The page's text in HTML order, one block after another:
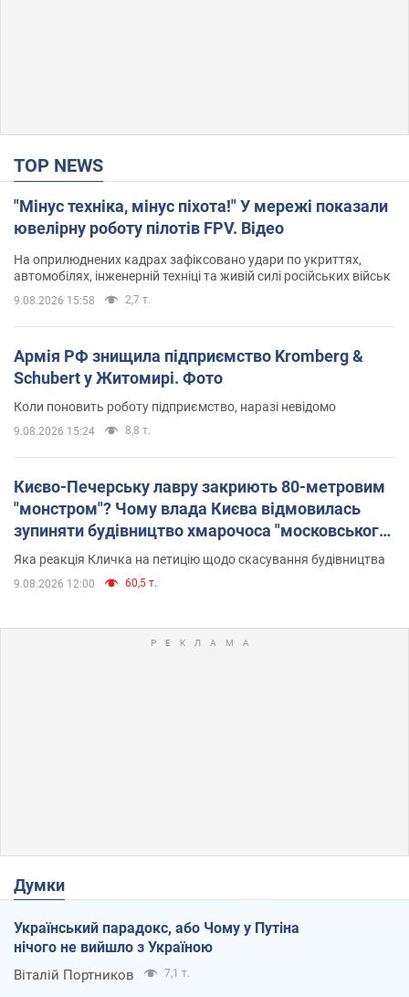
TOP NEWS
"Мінус техніка, мінус піхота!" У мережі показали
ювелірну роботу пілотів FPV. Відео
На оприлюднених кадрах зафіксовано удари по укриттях,
автомобілях, інженерній техніці та живій силі російських військ
9.08.2026 15:58 2,7 т.
Армія РФ знищила підприємство Kromberg &
Schubert у Житомирі. Фото
Коли поновить роботу підприємство, наразі невідомо
9.08.2026 15:24 8,8 т.
Києво-Печерську лавру закриють 80-метровим
"монстром"? Чому влада Києва відмовилась
зупиняти будівництво хмарочоса "московського
вірянина"
Яка реакція Кличка на петицію щодо скасування будівництва
9.08.2026 12:00 60,5 т.
Думки
Український парадокс, або Чому у Путіна
нічого не вийшло з Україною
Віталій Портников 7,1 т.